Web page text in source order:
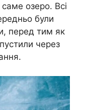
озеро. Всі
були
перед тим як
через